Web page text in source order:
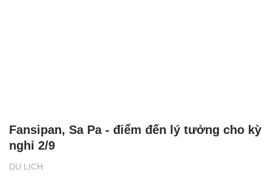
DU LỊCH
Fansipan, Sa Pa - điểm đến lý tưởng cho kỳ
nghỉ 2/9